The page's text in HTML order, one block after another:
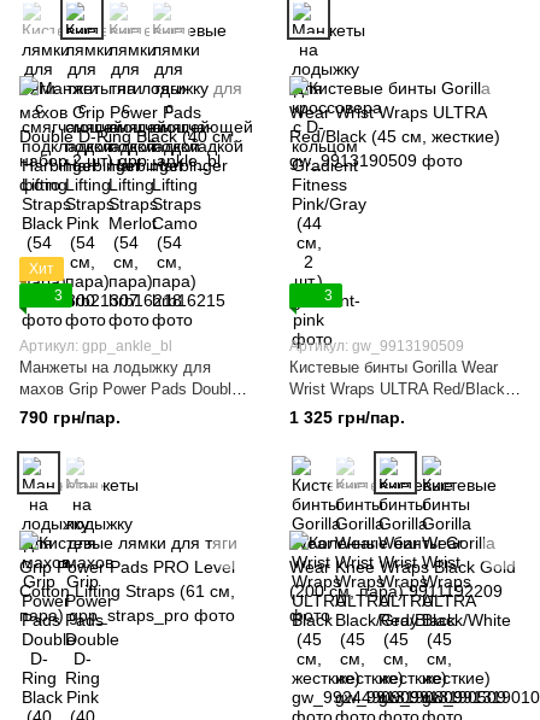
Хит
3
Артикул: gpp_ankle_bl
Манжеты на лодыжку для
махов Grip Power Pads Double
D-Ring Black (40 см, набор 2
790 грн/пар.
3
Артикул: gw_9913190509
Кистевые бинты Gorilla Wear
Wrist Wraps ULTRA Red/Black
(45 см, жесткие)
1 325 грн/пар.